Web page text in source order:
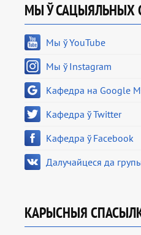
МЫ Ў САЦЫЯЛЬНЫХ
Мы ў YouTube
Мы ў Instagram
Кафедра на Google
Кафедра ў Twitter
Кафедра ў Facebook
Далучайцеся да
КАРЫСНЫЯ